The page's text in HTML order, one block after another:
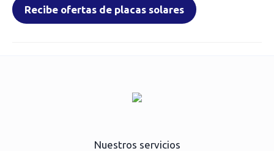
Recibe ofertas de placas solares
Nuestros servicios